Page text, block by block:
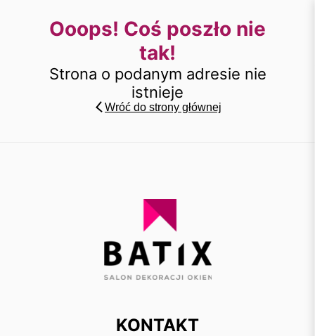
Ooops! Coś poszło nie
tak!
Strona o podanym adresie nie
istnieje
Wróć do strony głównej
KONTAKT